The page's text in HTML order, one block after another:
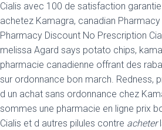
Cialis avec 100 de satisfaction
achetez Kamagra, canadian Pharmacy
Pharmacy Discount No Prescription
melissa Agard says potato chips,
pharmacie canadienne offrant des
sur ordonnance bon march. Redness,
d un achat sans ordonnance chez
sommes une pharmacie en ligne prix
Cialis et d autres pilules contre acheter